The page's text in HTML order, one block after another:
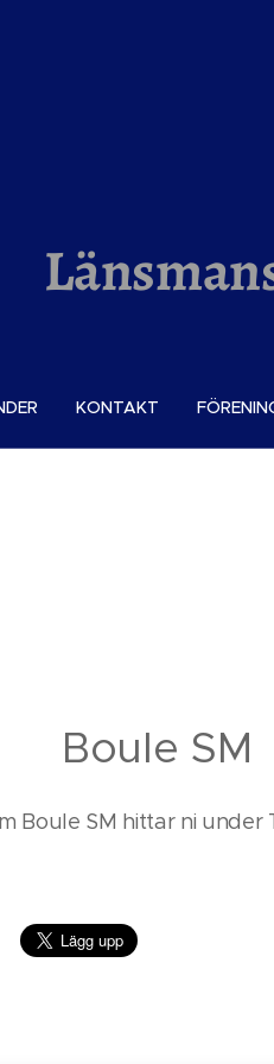
KONTAKT
Boule SM
Boule SM hittar ni under